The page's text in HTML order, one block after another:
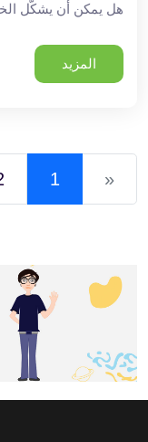
هل يمكن أن يشكّل
المزيد
«
1